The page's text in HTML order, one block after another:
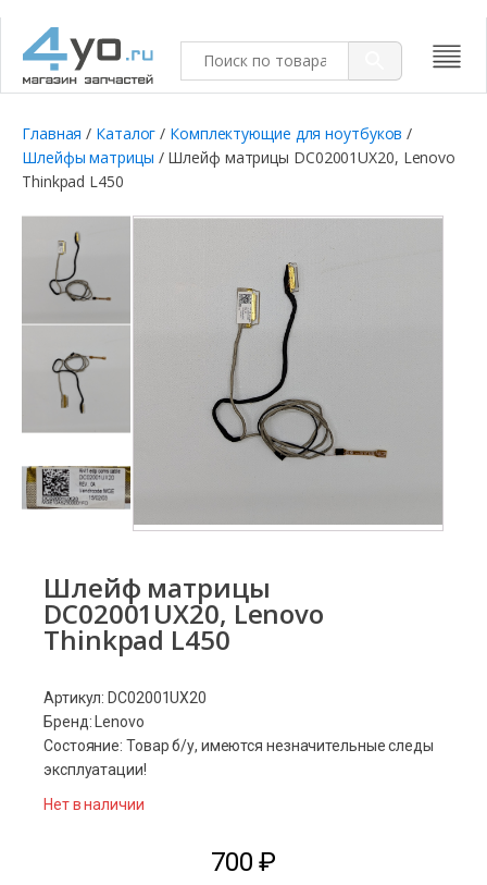
Главная / Каталог / Комплектующие для ноутбуков /
Шлейфы матрицы / Шлейф матрицы DC02001UX20, Lenovo
Thinkpad L450
Шлейф матрицы
DC02001UX20, Lenovo
Thinkpad L450
Артикул: DC02001UX20
Бренд: Lenovo
Состояние: Товар б/у, имеются незначительные следы
эксплуатации!
Нет в наличии
700₽